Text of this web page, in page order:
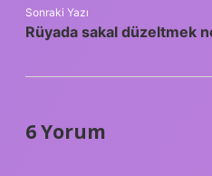
Sonraki Yazı
Rüyada sakal düzeltmek
6 Yorum